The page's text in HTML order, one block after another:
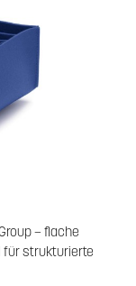
– flache
für strukturierte